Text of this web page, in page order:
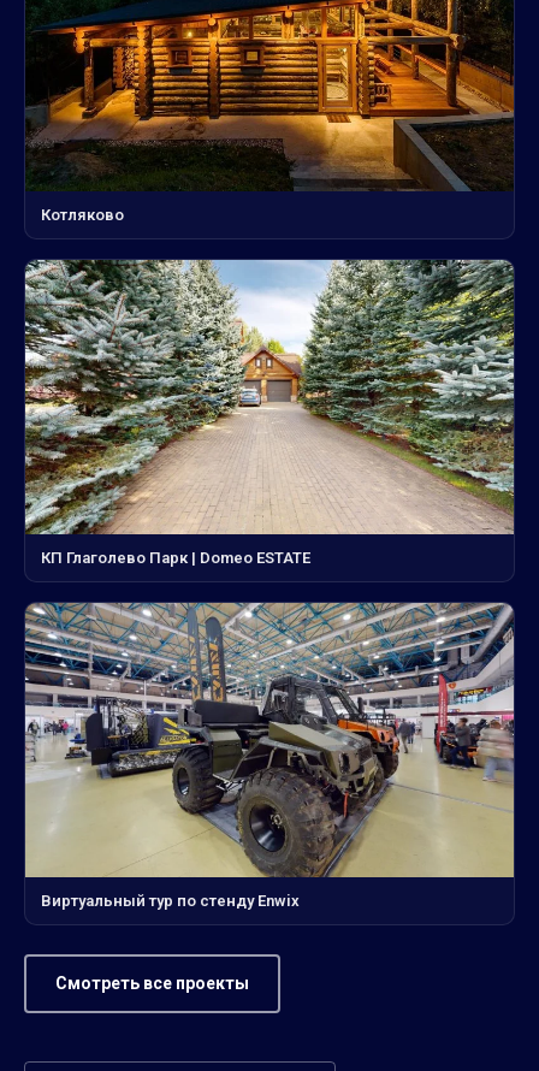
Котляково
КП Глаголево Парк | Domeo ESTATE
Виртуальный тур по стенду Enwix
Смотреть все проекты